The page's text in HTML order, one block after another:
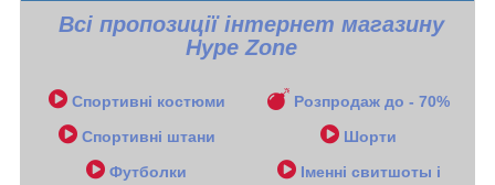
Всі пропозиції інтернет магазину
Hype Zone
Спортивні костюми
Розпродаж до - 70%
Спортивні штани
Шорти
Футболки
Іменні свитшоты і